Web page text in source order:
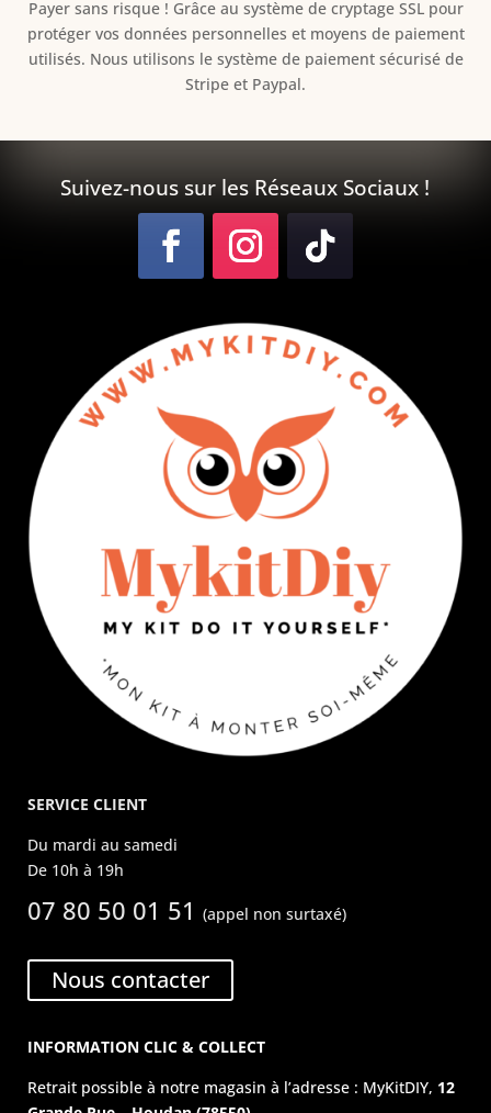
Payer sans risque ! Grâce au système de cryptage SSL pour
protéger vos données personnelles et moyens de paiement
utilisés. Nous utilisons le système de paiement sécurisé de
Stripe et Paypal.
Suivez-nous sur les Réseaux Sociaux !
SERVICE CLIENT
Du mardi au samedi
De 10h à 19h
07 80 50 01 51(appel non surtaxé)
Nous contacter
INFORMATION CLIC & COLLECT
Retrait possible à notre magasin à l’adresse : MyKitDIY, 12